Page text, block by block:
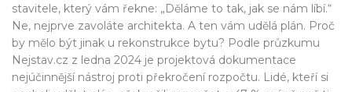
stavitele, který vám řekne: „Děláme to tak, jak se nám líbí.“
Ne, nejprve zavoláte architekta. A ten vám udělá plán. Proč
by mělo být jinak u rekonstrukce bytu? Podle průzkumu
Nejstav.cz z ledna 2024 je projektová dokumentace
nejúčinnější nástroj proti překročení rozpočtu. Lidé, kteří si